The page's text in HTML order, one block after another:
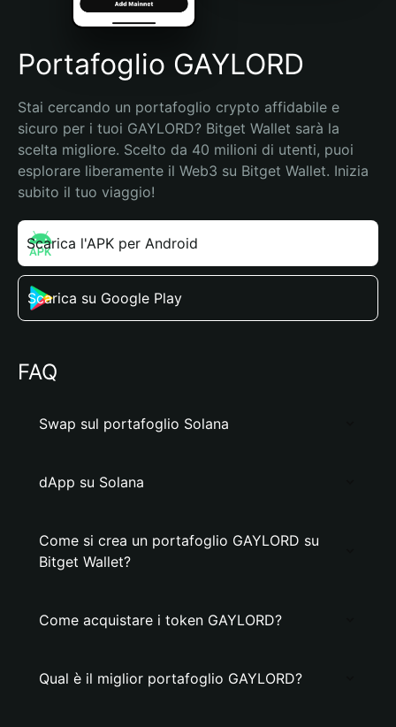
Español (Argentina)
Portafoglio GAYLORD
Stai cercando un portafoglio crypto affidabile e
sicuro per i tuoi GAYLORD? Bitget Wallet sarà la
scelta migliore. Scelto da 40 milioni di utenti, puoi
esplorare liberamente il Web3 su Bitget Wallet. Inizia
subito il tuo viaggio!
Scarica l'APK per Android
Scarica su Google Play
FAQ
Swap sul portafoglio Solana
dApp su Solana
Come si crea un portafoglio GAYLORD su
Bitget Wallet?
Come acquistare i token GAYLORD?
Qual è il miglior portafoglio GAYLORD?